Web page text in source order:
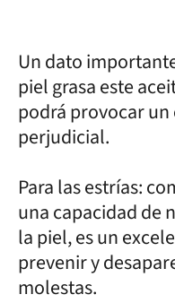
Un dato
piel grasa este
podrá provocar un
perjudicial.
Para las estrías:
una capacidad de
la piel, es un
prevenir y
molestas.